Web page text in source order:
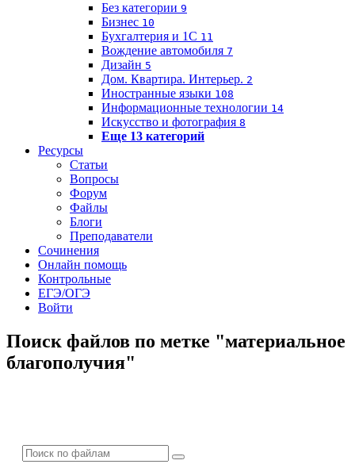
Без категории 9
Бизнес 10
Бухгалтерия и 1C 11
Вождение автомобиля 7
Дизайн 5
Дом. Квартира. Интерьер. 2
Иностранные языки 108
Информационные технологии 14
Искусство и фотография 8
Еще 13 категорий
Ресурсы
Статьи
Вопросы
Форум
Файлы
Блоги
Преподаватели
Сочинения
Онлайн помощь
Контрольные
ЕГЭ/ОГЭ
Войти
Поиск файлов по метке "материальное
благополучия"